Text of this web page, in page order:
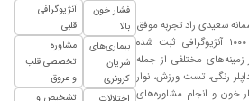
سعیدی راد تجربه موفق
انجام بیش از ۱۰۰۰ آنژیوگرافی ثبت شده
مختلفی از جمله
رنگی، تست ورزش، نوار
خون و انجام مشاوره‌های
فشار خون
بالا
بیماری‌های
شریان
کرونری
اختلالات
آنژیوگرافی
قلبی
مشاوره
تخصصی قلب
و عروق
تشخیص و